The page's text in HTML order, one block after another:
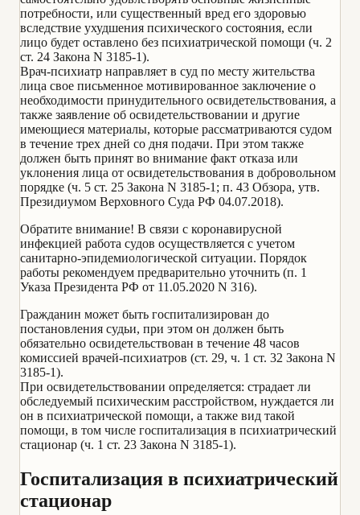
потребности, или существенный вред его здоровью
вследствие ухудшения психического состояния, если
лицо будет оставлено без психиатрической помощи (ч. 2
ст. 24 Закона N 3185-1).
Врач-психиатр направляет в суд по месту жительства
лица свое письменное мотивированное заключение о
необходимости принудительного освидетельствования, а
также заявление об освидетельствовании и другие
имеющиеся материалы, которые рассматриваются судом
в течение трех дней со дня подачи. При этом также
должен быть принят во внимание факт отказа или
уклонения лица от освидетельствования в добровольном
порядке (ч. 5 ст. 25 Закона N 3185-1; п. 43 Обзора, утв.
Президиумом Верховного Суда РФ 04.07.2018).
Обратите внимание! В связи с коронавирусной
инфекцией работа судов осуществляется с учетом
санитарно-эпидемиологической ситуации. Порядок
работы рекомендуем предварительно уточнить (п. 1
Указа Президента РФ от 11.05.2020 N 316).
Гражданин может быть госпитализирован до
постановления судьи, при этом он должен быть
обязательно освидетельствован в течение 48 часов
комиссией врачей-психиатров (ст. 29, ч. 1 ст. 32 Закона N
3185-1).
При освидетельствовании определяется: страдает ли
обследуемый психическим расстройством, нуждается ли
он в психиатрической помощи, а также вид такой
помощи, в том числе госпитализация в психиатрический
стационар (ч. 1 ст. 23 Закона N 3185-1).
Госпитализация в психиатрический
стационар